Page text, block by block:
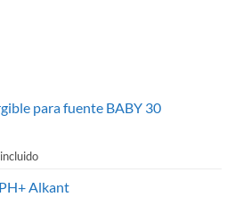
para fuente BABY 30
Alkant